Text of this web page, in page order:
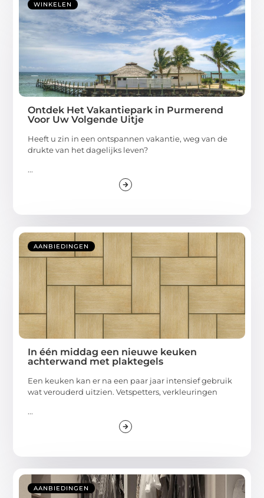
WINKELEN
Ontdek Het Vakantiepark in Purmerend
Voor Uw Volgende Uitje
Heeft u zin in een ontspannen vakantie, weg van de
drukte van het dagelijks leven?
...
AANBIEDINGEN
In één middag een nieuwe keuken
achterwand met plaktegels
Een keuken kan er na een paar jaar intensief gebruik
wat verouderd uitzien. Vetspetters, verkleuringen
...
AANBIEDINGEN